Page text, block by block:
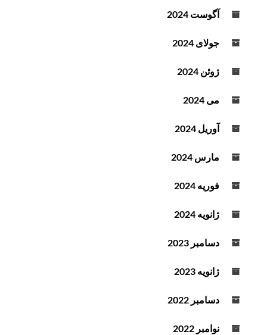
آگوست 2024
جولای 2024
ژوئن 2024
می 2024
آوریل 2024
مارس 2024
فوریه 2024
ژانویه 2024
دسامبر 2023
ژانویه 2023
دسامبر 2022
نوامبر 2022